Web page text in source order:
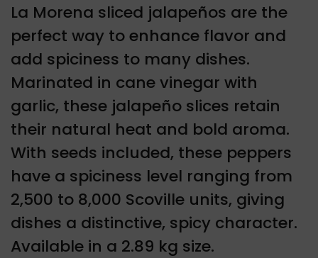
La Morena sliced jalapeños are the
perfect way to enhance flavor and
add spiciness to many dishes.
Marinated in cane vinegar with
garlic, these jalapeño slices retain
their natural heat and bold aroma.
With seeds included, these peppers
have a spiciness level ranging from
2,500 to 8,000 Scoville units, giving
dishes a distinctive, spicy character.
Available in a 2.89 kg size.